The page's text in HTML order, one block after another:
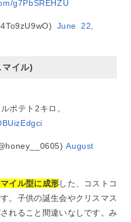
g7PbSREHZU
June 22,
マイル)
ポテト2キロ。
August
イル型に成形した、コストコ
。子供の誕生会やクリスマス
れること間違いなしです。み